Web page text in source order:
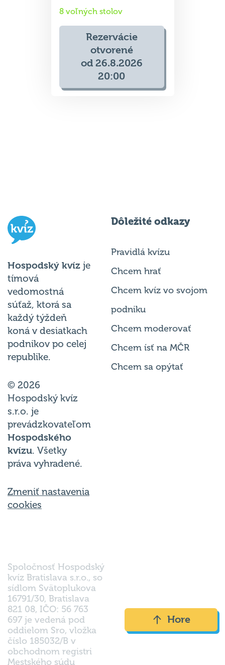
8 voľných stolov
Rezervácie
otvorené
od 26.8.2026
20:00
Hospodský kvíz je
tímová
vedomostná
súťaž, ktorá sa
každý týždeň
koná v desiatkach
podnikov po celej
republike.
© 2026
Hospodský kvíz
s.r.o. je
prevádzkovateľom
Hospodského
kvízu. Všetky
práva vyhradené.
Zmeniť nastavenia
cookies
Dôležité odkazy
Pravidlá kvízu
Chcem hrať
Chcem kvíz vo svojom
podniku
Chcem moderovať
Chcem ísť na MČR
Chcem sa opýtať
Spoločnosť Hospodský
kvíz Bratislava s.r.o., so
sídlom Svätoplukova
16791/30, Bratislava
821 08, IČO: 56 763
697 je vedená pod
oddielom Sro, vložka
číslo 185032/B v
obchodnom registri
Mestského súdu
Hore